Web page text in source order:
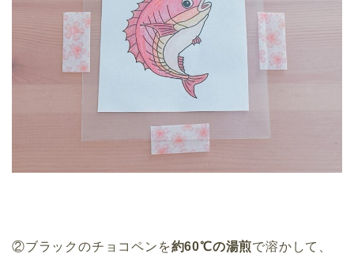
②ブラックのチョコペンを約60℃の湯煎で溶かして、